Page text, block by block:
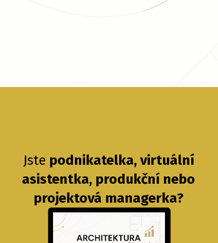
Jste podnikatelka, virtuální
asistentka, produkční nebo
projektová managerka?